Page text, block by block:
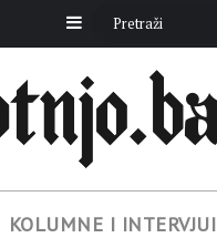
Sidebar
KOLUMNE I INTERVJUI